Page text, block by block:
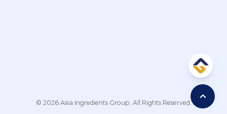
© 2026 Asia Ingredients Group. All Rights Reserved.